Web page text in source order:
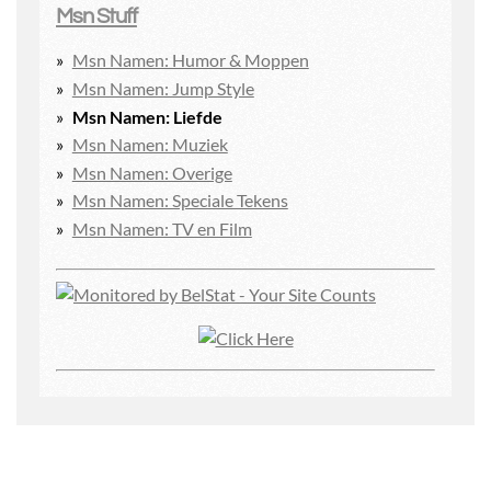
Msn Stuff
Msn Namen: Humor & Moppen
Msn Namen: Jump Style
Msn Namen: Liefde
Msn Namen: Muziek
Msn Namen: Overige
Msn Namen: Speciale Tekens
Msn Namen: TV en Film